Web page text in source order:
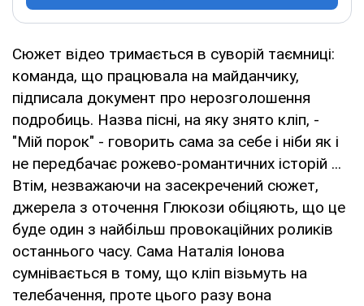
Сюжет відео тримається в суворій таємниці:
команда, що працювала на майданчику,
підписала документ про нерозголошення
подробиць. Назва пісні, на яку знято кліп, -
"Мій порок" - говорить сама за себе і ніби як і
не передбачає рожево-романтичних історій ...
Втім, незважаючи на засекречений сюжет,
джерела з оточення Глюкози обіцяють, що це
буде один з найбільш провокаційних роликів
останнього часу. Сама Наталія Іонова
сумнівається в тому, що кліп візьмуть на
телебачення, проте цього разу вона